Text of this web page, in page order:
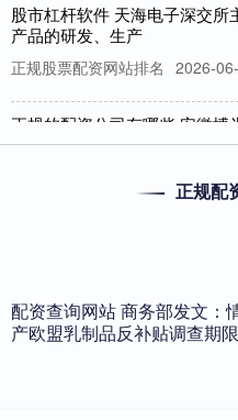
股市杠杆软件 天海电子深交所
产品的研发、生产
正规股票配资网站排名 2026-
正规的配资公司有哪些 安徽博
检赋能新能源汽车一体化压铸
比较好的股票配资 立华股份前
证券保荐
正规股票配资网站排名 2026-
中国经济网北京11月17日讯
正规配
配资查询网站 商务部发文：
产欧盟乳制品反补贴调查期